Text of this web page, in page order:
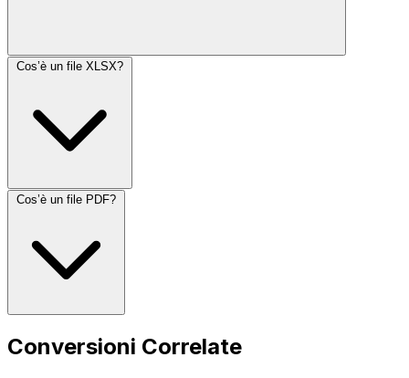
Cos’è un file XLSX?
Cos’è un file PDF?
Conversioni Correlate